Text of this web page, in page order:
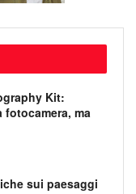
Kit:
fotocamera, ma
sui paesaggi